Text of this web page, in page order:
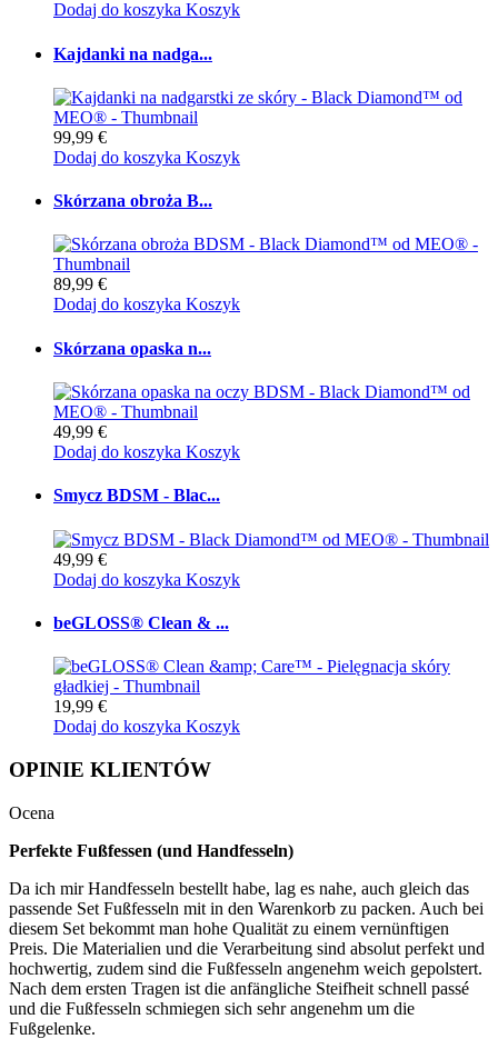
Dodaj do koszyka Koszyk
Kajdanki na nadga...
99,99 €
Dodaj do koszyka Koszyk
Skórzana obroża B...
89,99 €
Dodaj do koszyka Koszyk
Skórzana opaska n...
49,99 €
Dodaj do koszyka Koszyk
Smycz BDSM - Blac...
49,99 €
Dodaj do koszyka Koszyk
beGLOSS® Clean & ...
19,99 €
Dodaj do koszyka Koszyk
OPINIE KLIENTÓW
Ocena
Perfekte Fußfessen (und Handfesseln)
Da ich mir Handfesseln bestellt habe, lag es nahe, auch gleich das
passende Set Fußfesseln mit in den Warenkorb zu packen. Auch bei
diesem Set bekommt man hohe Qualität zu einem vernünftigen
Preis. Die Materialien und die Verarbeitung sind absolut perfekt und
hochwertig, zudem sind die Fußfesseln angenehm weich gepolstert.
Nach dem ersten Tragen ist die anfängliche Steifheit schnell passé
und die Fußfesseln schmiegen sich sehr angenehm um die
Fußgelenke.